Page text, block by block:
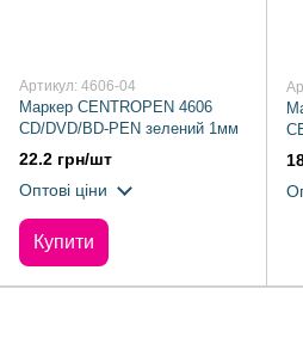
Артикул: 4606-04
Маркер CENTROPEN 4606
CD/DVD/BD-PEN зелений 1мм
22.2 грн/шт
Оптові ціни
Купити